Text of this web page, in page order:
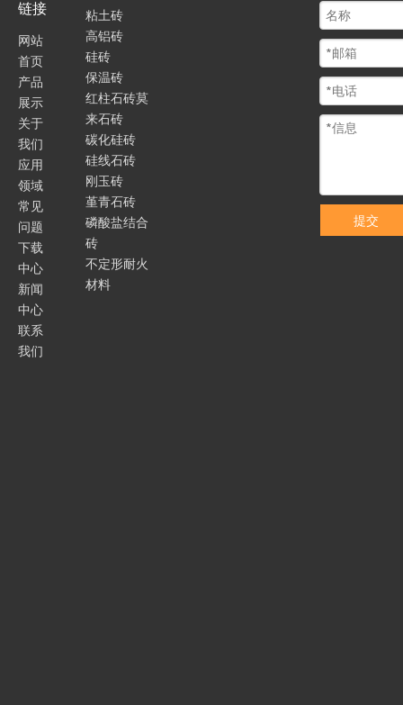
热风炉用硅砖
玻璃炉用硅砖
链接
网站
首页
产品
展示
关于
我们
应用
领域
常见
问题
下载
中心
新闻
中心
联系
我们
粘土砖
高铝砖
硅砖
保温砖
红柱石砖莫
来石砖
碳化硅砖
硅线石砖
刚玉砖
堇青石砖
磷酸盐结合
砖
不定形耐火
材料
提交